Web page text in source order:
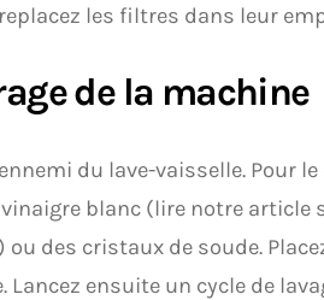
les filtres dans leur
de la machine
du lave-vaisselle. Pour
blanc (lire notre article
ou des cristaux de soude.
ensuite un cycle de